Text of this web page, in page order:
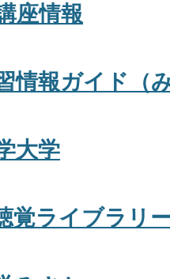
座情報
情報ガイド（
大学
覚ライブラリ